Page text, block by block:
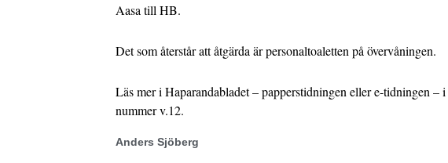
Aasa till HB.
Det som återstår att åtgärda är personaltoaletten på övervåningen.
Läs mer i Haparandabladet – papperstidningen eller e-tidningen – i
nummer v.12.
Anders Sjöberg